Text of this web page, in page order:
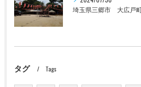
タグ Tags